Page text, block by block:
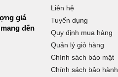
giá
đến
Liên hệ
Tuyển dụng
Quy định mua hàng
Quản lý giỏ hàng
Chính sách bảo mật
Chính sách bảo hành